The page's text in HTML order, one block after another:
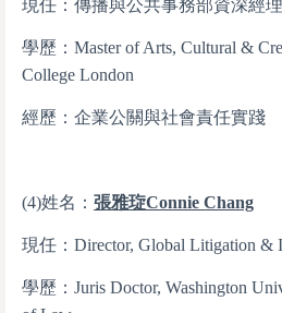
現任：傳播與公共事務部資深經理
學歷：Master of Arts, Cultural &
College London
經歷：企業公關與社會責任實踐
(4)姓名： 張雅琁Connie Chang
現任：Director, Global Litigation &
學歷：Juris Doctor, Washington